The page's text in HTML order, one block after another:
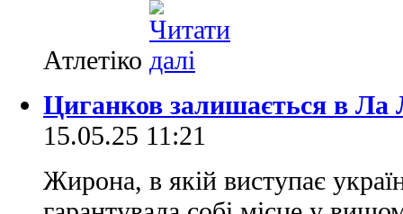
Атлетіко
Циганков залишається в Ла
15.05.25 11:21
Жирона, в якій виступає